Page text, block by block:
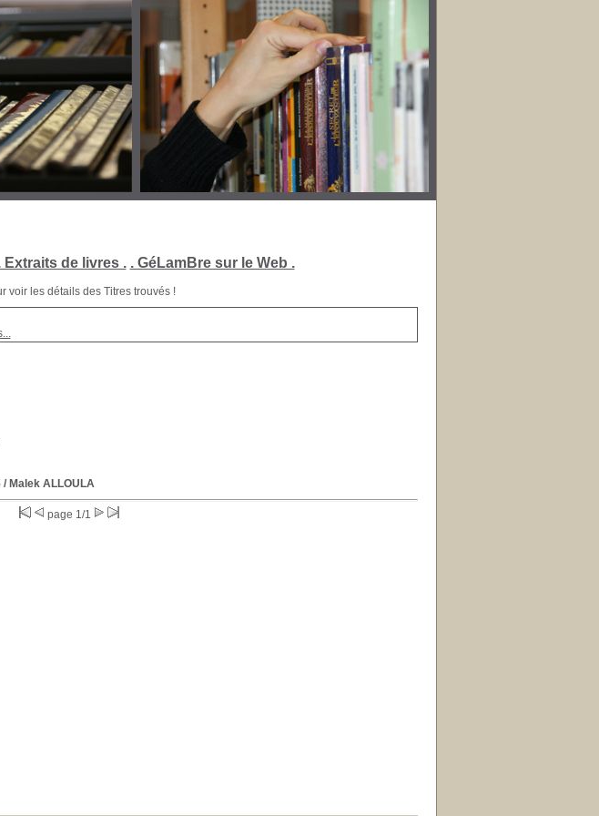
Extraits de livres . . GéLamBre sur le Web .
voir les détails des Titres trouvés !
/ Malek ALLOULA
page 1/1